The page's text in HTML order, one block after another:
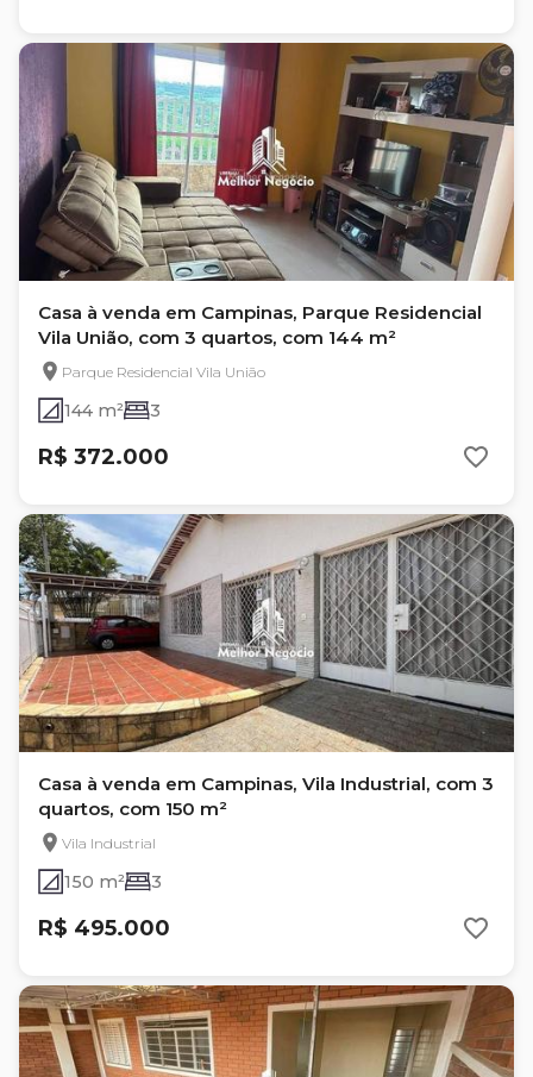
Casa à venda em Campinas, Parque Residencial
Vila União, com 3 quartos, com 144 m²
Parque Residencial Vila União
144 m² 3
R$ 372.000
Casa à venda em Campinas, Vila Industrial, com 3
quartos, com 150 m²
Vila Industrial
150 m² 3
R$ 495.000